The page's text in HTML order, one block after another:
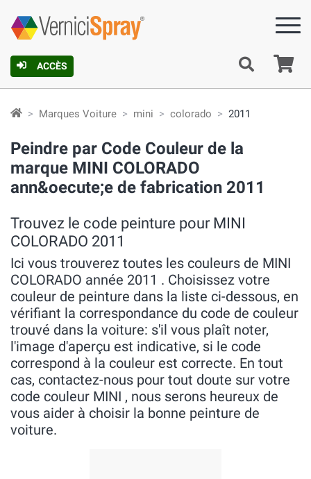
ACCÈS
Marques Voiture mini colorado 2011
Peindre par Code Couleur de la
marque MINI COLORADO
ann&oecute;e de fabrication 2011
Trouvez le code peinture pour MINI
COLORADO 2011
Ici vous trouverez toutes les couleurs de MINI
COLORADO année 2011 . Choisissez votre
couleur de peinture dans la liste ci-dessous, en
vérifiant la correspondance du code de couleur
trouvé dans la voiture: s'il vous plaît noter,
l'image d'aperçu est indicative, si le code
correspond à la couleur est correcte. En tout
cas, contactez-nous pour tout doute sur votre
code couleur MINI , nous serons heureux de
vous aider à choisir la bonne peinture de
voiture.